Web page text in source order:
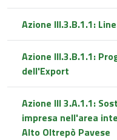
Azione III.3.B.1.1:
Azione III.3.B.1.1:
dell'Export
Azione III 3.A.1.1:
impresa nell'area
Alto Oltrepò Pavese